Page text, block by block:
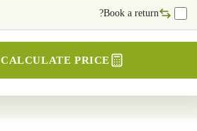
Book a return?
CALCULATE PRICE